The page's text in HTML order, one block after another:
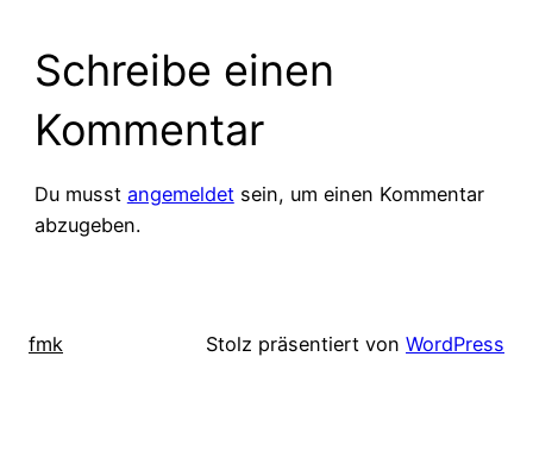
Schreibe einen
Kommentar
Du musst angemeldetsein, um einen Kommentar
abzugeben.
fmk Stolz präsentiert von WordPress